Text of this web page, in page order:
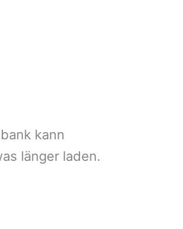
kann
länger laden.